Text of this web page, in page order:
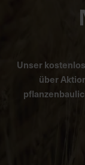
Unser
über